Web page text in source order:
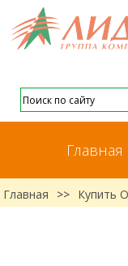
Главная
Главная >> Купить